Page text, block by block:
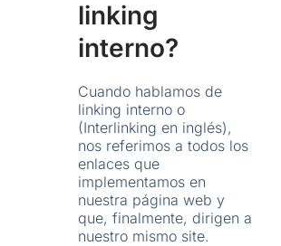
linking
interno?
Cuando hablamos de
linking interno o
(Interlinking en inglés),
nos referimos a todos los
enlaces que
implementamos en
nuestra página web y
que, finalmente, dirigen a
nuestro mismo site.